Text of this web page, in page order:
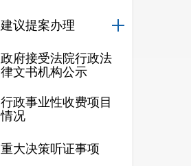
建议提案办理
政府接受法院行政法
律文书机构公示
行政事业性收费项目
情况
重大决策听证事项